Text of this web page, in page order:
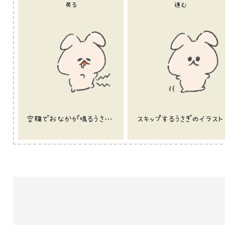
戻る
空腹でおなかが鳴るうさぎのイラスト
進む
スキップするうさぎのイラスト